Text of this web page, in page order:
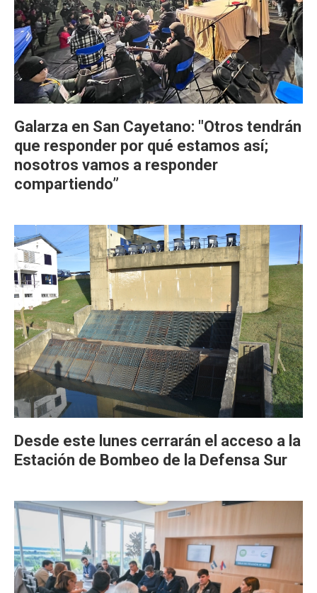
Galarza en San Cayetano: "Otros tendrán
que responder por qué estamos así;
nosotros vamos a responder
compartiendo”
Desde este lunes cerrarán el acceso a la
Estación de Bombeo de la Defensa Sur